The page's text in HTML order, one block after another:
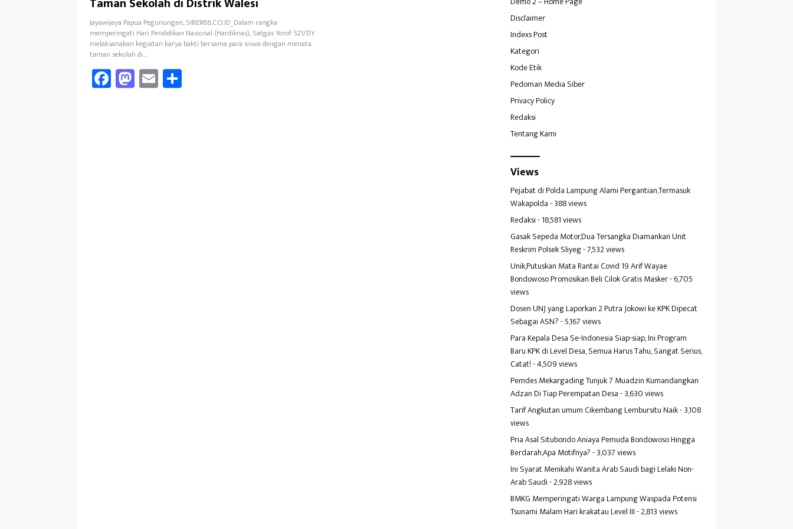
Jayawijaya Papua Pegunungan, SIBER88.CO.ID_Dalam rangka
memperingati Hari Pendidikan Nasional (Hardiknas), Satgas Yonif 521/DY
melaksanakan kegiatan karya bakti bersama para siswa dengan menata
taman sekolah di…
Fa
ce
M
as
E
m
Disclaimer
Indexs Post
Kategori
Kode Etik
Pedoman Media Siber
Privacy Policy
Redaksi
Tentang Kami
Views
Pejabat di Polda Lampung Alami Pergantian,Termasuk
Wakapolda- 388 views
Redaksi- 18,581 views
Gasak Sepeda Motor,Dua Tersangka Diamankan Unit
Reskrim Polsek Sliyeg- 7,532 views
Unik,Putuskan Mata Rantai Covid 19 Arif Wayae
Bondowoso Promosikan Beli Cilok Gratis Masker- 6,705
views
Dosen UNJ yang Laporkan 2 Putra Jokowi ke KPK Dipecat
Sebagai ASN?- 5,167 views
Para Kepala Desa Se-Indonesia Siap-siap, Ini Program
Baru KPK di Level Desa, Semua Harus Tahu, Sangat Serius,
Catat!- 4,509 views
Pemdes Mekargading Tunjuk 7 Muadzin Kumandangkan
Adzan Di Tiap Perempatan Desa- 3,630 views
Tarif Angkutan umum Cikembang Lembursitu Naik- 3,108
views
Pria Asal Situbondo Aniaya Pemuda Bondowoso Hingga
Berdarah,Apa Motifnya?- 3,037 views
Ini Syarat Menikahi Wanita Arab Saudi bagi Lelaki Non-
Arab Saudi- 2,928 views
BMKG Memperingati Warga Lampung Waspada Potensi
Tsunami Malam Hari krakatau Level III- 2,813 views